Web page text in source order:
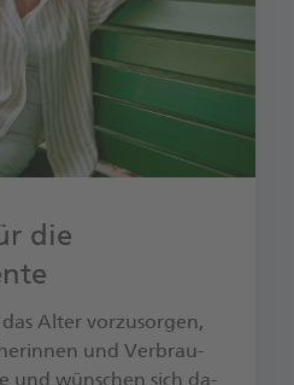
die
Al­ter vor­zu­sor­gen,
und Ver­brau­
und wün­schen sich da­